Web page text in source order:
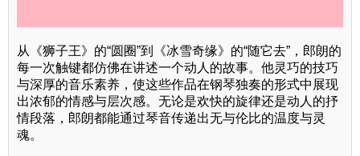
从《狮子王》的“圆圈”到《冰雪奇缘》的“随它去”，郎朗的
每一次触键都仿佛在讲述一个动人的故事。他灵巧的技巧
与深厚的音乐素养，使这些作品在钢琴独奏的形式中展现
出浓郁的情感与层次感。无论是欢快的旋律还是动人的抒
情段落，郎朗都能通过琴音传递出无与伦比的温度与灵
魂。